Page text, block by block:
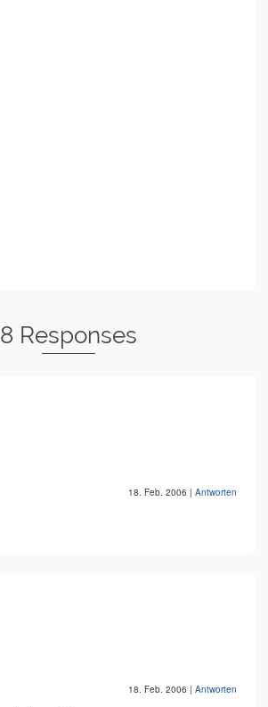
8 Responses
18. Feb. 2006 | Antworten
18. Feb. 2006 | Antworten